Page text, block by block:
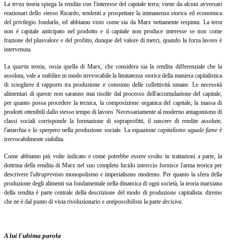
La terzateoria spiega la rendita con l'interesse del capitale terra; viene da alcuni avversari
reazionari dello stesso Ricardo, tendenti a prospettare la immanenza storica ed economica
del privilegio fondarlo, ed abbiamo visto come sia da Marx nettamente respinta. La terra
non è capitale anticipato nel prodotto e il capitale non produce interesse se non come
frazione del plusvalore e del profitto, dunque del valore di merci, quando la forza lavoro è
intervenuta.
La quartateoria, ossia quella di Marx, che considera sia la rendita differenziale che la
assoluta, vale a stabilire in modo irrevocabile la limitatezza storica della maniera capitalistica
di sciogliere il rapporto tra produzione e consumo delle collettività umane. Le necessità
alimentari di queste non saranno mai risolte dal processo dell'accumulazione del capitale,
per quanto possa procedere la tecnica, la composizione organica del capitale, la massa di
prodotti ottenibili dallo stesso tempo di lavoro. Necessariamente al moderno antagonismo di
classi sociali corrisponde la formazione di sopraprofitti, il nascere di rendite assolute,
l'anarchia e lo sperpero nella produzione sociale. La equazione capitalismo uguale fame è
irrevocabilmente stabilita.
Come abbiamo più volte indicato e come potrebbe essere svolto in trattazioni a parte, la
dottrina della rendita di Marx nel suo completo lucido intreccio fornisce l'arma teorica per
descrivere l'ultraprevistomonopolismo e imperialismo moderno. Per quanto la sfera della
produzione degli alimenti sia fondamentale nella dinamica di ogni società, la teoria marxiana
della rendita è parte centrale della descrizione del modo di produzione capitalista: diremo
che ne è dal punto di vista rivoluzionario e antipossibilista la parte decisiva.
A lui l'ultima parola